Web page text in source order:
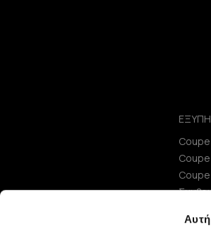
Αυτή
Coupe